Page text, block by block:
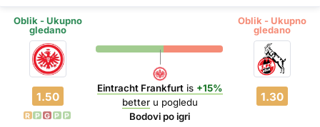
Oblik - Ukupno
gledano
Oblik - Ukupno
gledano
1.50
R P G P P
Eintracht Frankfurtis +15%
betteru pogledu
Bodovi po igri
1.30